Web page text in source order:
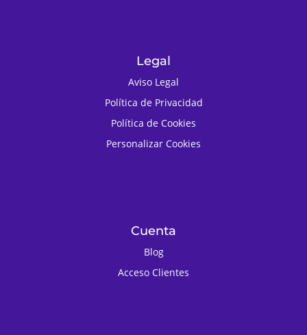
Legal
Aviso Legal
Política de Privacidad
Política de Cookies
Personalizar Cookies
Cuenta
Blog
Acceso Clientes